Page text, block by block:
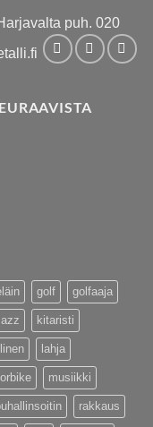
puh. 020
golf golfaaja
jazz kitaristi
lahja
musiikki
rakkaus